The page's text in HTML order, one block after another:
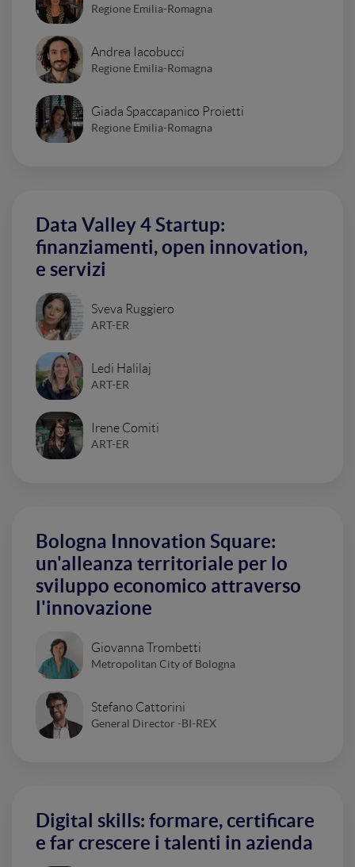
Regione Emilia-Romagna
Andrea Iacobucci
Regione Emilia-Romagna
Giada Spaccapanico Proietti
Regione Emilia-Romagna
Data Valley 4 Startup:
finanziamenti, open innovation,
e servizi
Sveva Ruggiero
ART-ER
Ledi Halilaj
ART-ER
Irene Comiti
ART-ER
Bologna Innovation Square:
un'alleanza territoriale per lo
sviluppo economico attraverso
l'innovazione
Giovanna Trombetti
Metropolitan City of Bologna
Stefano Cattorini
General Director -BI-REX
Digital skills: formare, certificare
e far crescere i talenti in azienda